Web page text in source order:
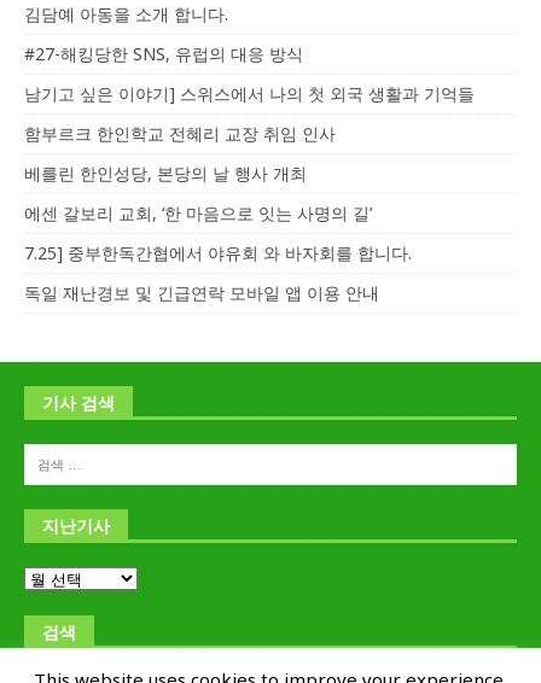
김담예 아동을 소개 합니다.
#27-해킹당한 SNS, 유럽의 대응 방식
남기고 싶은 이야기] 스위스에서 나의 첫 외국 생활과 기억들
함부르크 한인학교 전혜리 교장 취임 인사
베를린 한인성당, 본당의 날 행사 개최
에센 갈보리 교회, ‘한 마음으로 잇는 사명의 길’
7.25] 중부한독간협에서 야유회 와 바자회를 합니다.
독일 재난경보 및 긴급연락 모바일 앱 이용 안내
기사 검색
지난기사
검색